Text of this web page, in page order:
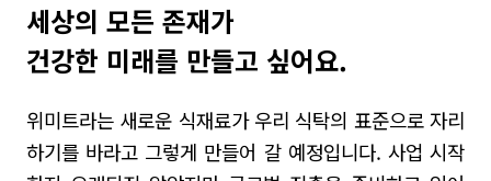
세상의 모든 존재가
건강한 미래를 만들고 싶어요.
위미트라는 새로운 식재료가 우리 식탁의 표준으로 자리
하기를 바라고 그렇게 만들어 갈 예정입니다. 사업 시작